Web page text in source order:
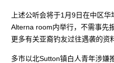
上述公听会将于1月9日在中区
Alterna room内举行，不需事先
更多有关亚裔钓友过往遇袭的资
多市以北Sutton镇白人青年涉嫌